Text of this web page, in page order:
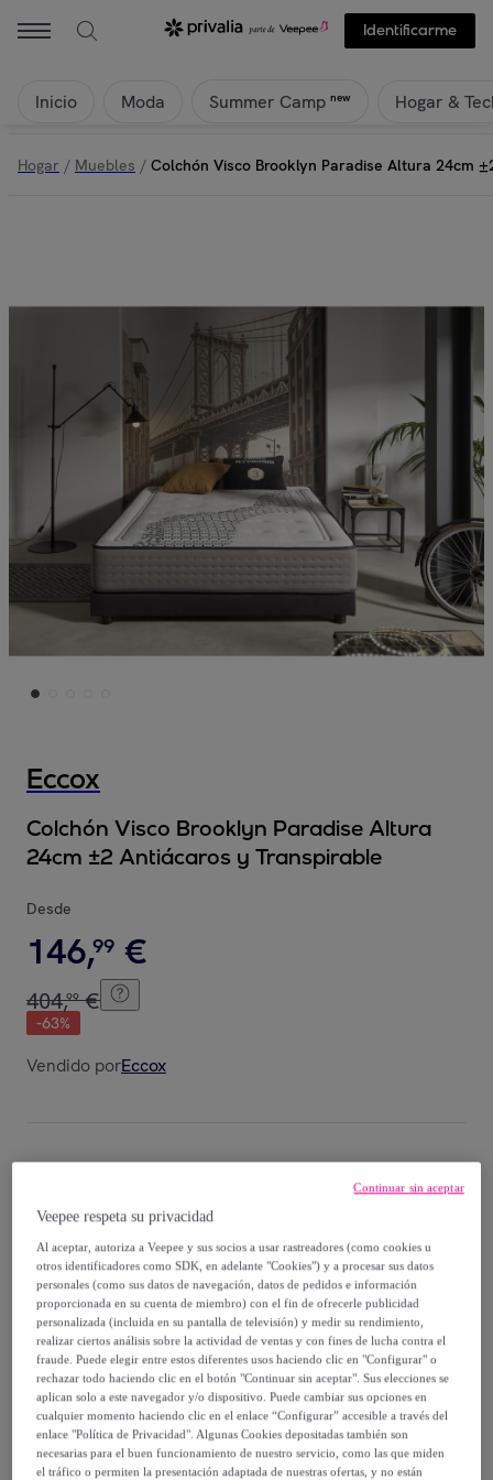
Identificarme
Inicio Moda Summer Camp new Hogar &
Hogar / Muebles / Colchón Visco Brooklyn Paradise Altura 24cm
Eccox
Colchón Visco Brooklyn Paradise Altura
24cm ±2 Antiácaros y Transpirable
Desde
146,99 €
404,99 €
-63%
Vendido porEccox
Envío gratis
Entrega: Entre el03/09y el06/09
¿Cómo funciona?
Veepee respeta su privacidad
Al aceptar, autoriza a Veepee y sus socios a usar rastreadores (como cookies u
otros identificadores como SDK, en adelante "Cookies") y a procesar sus datos
personales (como sus datos de navegación, datos de pedidos e información
proporcionada en su cuenta de miembro) con el fin de ofrecerle publicidad
personalizada (incluida en su pantalla de televisión) y medir su rendimiento,
realizar ciertos análisis sobre la actividad de ventas y con fines de lucha contra el
fraude. Puede elegir entre estos diferentes usos haciendo clic en "Configurar" o
rechazar todo haciendo clic en el botón "Continuar sin aceptar". Sus elecciones se
aplican solo a este navegador y/o dispositivo. Puede cambiar sus opciones en
cualquier momento haciendo clic en el enlace “Configurar” accesible a través del
enlace "Política de Privacidad". Algunas Cookies depositadas también son
necesarias para el buen funcionamiento de nuestro servicio, como las que miden
el tráfico o permiten la presentación adaptada de nuestras ofertas, y no están
Continuar sin aceptar